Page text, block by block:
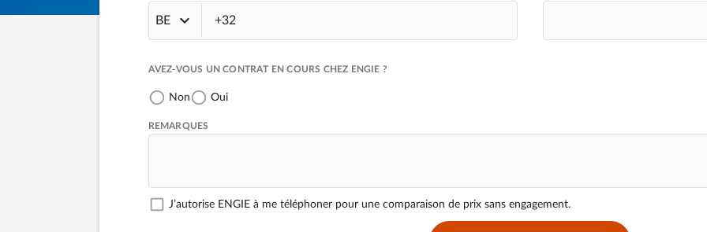
BE
AVEZ-VOUS UN CONTRAT EN COURS CHEZ ENGIE ?
Non Oui
REMARQUES
J’autorise ENGIE à me téléphoner pour une comparaison de prix sans engagement.